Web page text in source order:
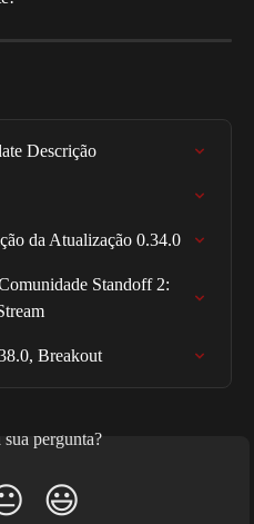
Descrição
da Atualização 0.34.0
Standoff 2:
Breakout
pergunta?
😃